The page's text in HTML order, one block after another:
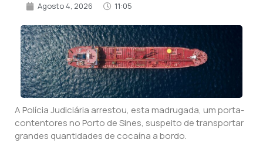
Agosto 4, 2026 11:05
A Polícia Judiciária arrestou, esta madrugada, um porta-
contentores no Porto de Sines, suspeito de transportar
grandes quantidades de cocaína a bordo.